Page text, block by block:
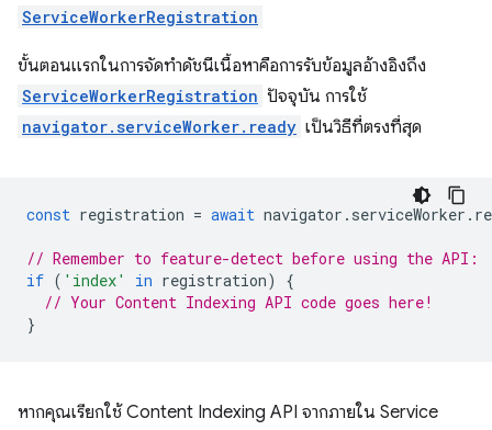
ServiceWorkerRegistration
ขั้นตอนแรกในการจัดทําดัชนีเนื้อหาคือการรับข้อมูลอ้างอิงถึง
ServiceWorkerRegistration ปัจจุบัน การใช้
navigator.serviceWorker.ready เป็นวิธีที่ตรงที่สุด
const registration = await navigator . serviceWorker .
// Remember to feature-detect before using the API:
if ( 'index' in registration)
{
// Your Content Indexing API code goes here!
}
หากคุณเรียกใช้ Content Indexing API จากภายใน Service